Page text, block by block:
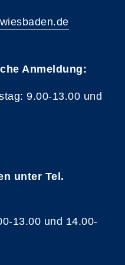
Anmeldung:
9.00-13.00 und
unter Tel.
13.00 und 14.00-